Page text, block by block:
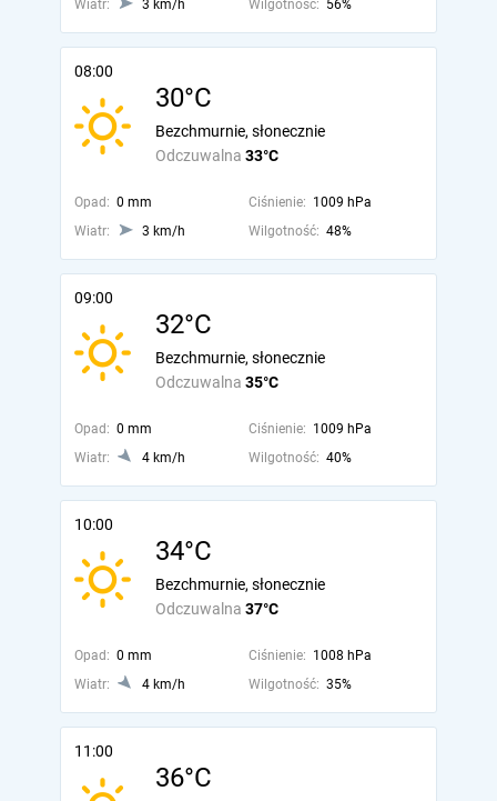
Wiatr: 3 km/h Wilgotność: 56%
08:00
30°C
Odczuwalna 33°C
Bezchmurnie, słonecznie
Opad: 0 mm Ciśnienie: 1009 hPa
Wiatr:
3 km/h Wilgotność: 48%
09:00
32°C
Odczuwalna 35°C
Bezchmurnie, słonecznie
Opad: 0 mm Ciśnienie: 1009 hPa
Wiatr:
4 km/h Wilgotność: 40%
10:00
34°C
Odczuwalna 37°C
Bezchmurnie, słonecznie
Opad: 0 mm Ciśnienie: 1008 hPa
Wiatr:
4 km/h Wilgotność: 35%
11:00
36°C